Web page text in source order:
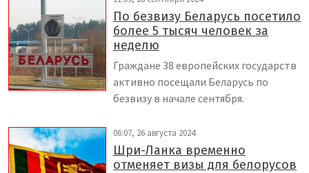
По безвизу Беларусь посетило
более 5 тысяч человек за
неделю
Граждане 38 европейских государств
активно посещали Беларусь по
безвизу в начале сентября.
06:07, 26 августа 2024
Шри-Ланка временно
отменяет визы для белорусов